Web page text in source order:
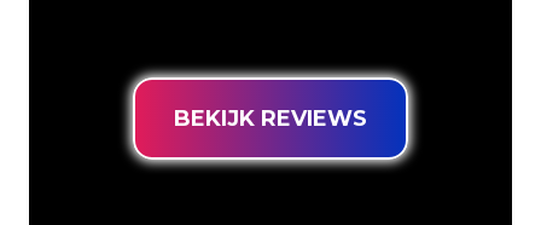
BEKIJK REVIEWS